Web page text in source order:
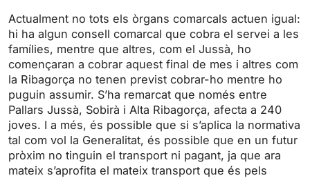
c
r
e
Actualment no tots els òrgans comarcals actuen igual:
hi ha algun consell comarcal que cobra el servei a les
famílies, mentre que altres, com el Jussà, ho
començaran a cobrar aquest final de mes i altres com
la Ribagorça no tenen previst cobrar-ho mentre ho
puguin assumir. S’ha remarcat que només entre
Pallars Jussà, Sobirà i Alta Ribagorça, afecta a 240
joves. I a més, és possible que si s’aplica la normativa
tal com vol la Generalitat, és possible que en un futur
pròxim no tinguin el transport ni pagant, ja que ara
mateix s’aprofita el mateix transport que és pels